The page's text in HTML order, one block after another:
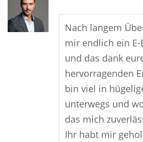
Nach langem
mir endlich ein E-
und das dank
hervorragenden
bin viel in
unterwegs und
das mich
Ihr habt mir